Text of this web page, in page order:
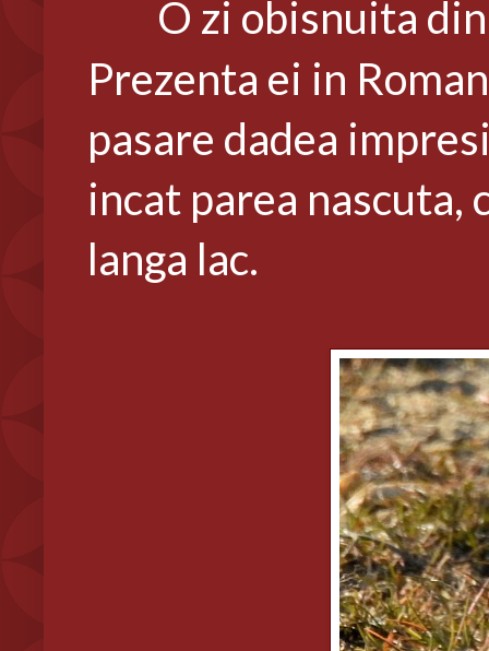
O zi obisnuita
Prezenta ei in
pasare dadea
incat parea nascuta,
langa lac.